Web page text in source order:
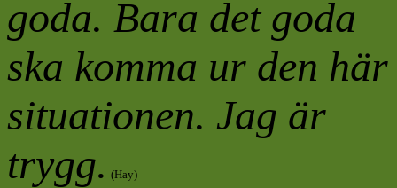
goda. Bara det goda
ska komma ur den här
situationen. Jag är
trygg. (Hay)